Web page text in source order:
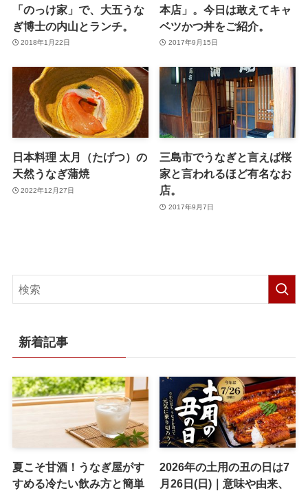
「のっけ家」で、大五うな
ぎ博士の内山とランチ。
2018年1月22日
本店」。今日は敢えてキャ
ベツかつ丼をご紹介。
2017年9月15日
日本料理 太月（たげつ）の
天然うなぎ蒲焼
2022年12月27日
三島市でうなぎと言えば桜
家と言われるほど有名なお
店。
2017年9月7日
新着記事
夏こそ甘酒！うなぎ屋がす
すめる冷たい飲み方と簡単
2026年の土用の丑の日は7
月26日(日)｜意味や由来、